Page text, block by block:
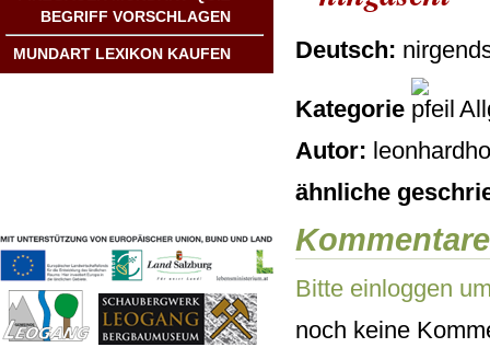
BEGRIFF VORSCHLAGEN
MUNDART LEXIKON KAUFEN Deutsch:
Kategorie
Autor:
ähnliche
Kommentare
Bitte einloggen
noch keine